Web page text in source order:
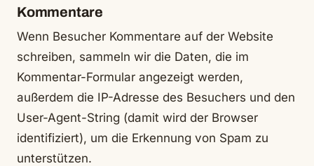
Kommentare
Wenn Besucher Kommentare auf der Website
schreiben, sammeln wir die Daten, die im
Kommentar-Formular angezeigt werden,
außerdem die IP-Adresse des Besuchers und den
User-Agent-String (damit wird der Browser
identifiziert), um die Erkennung von Spam zu
unterstützen.